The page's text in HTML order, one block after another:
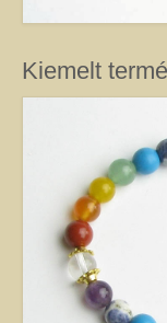
világában, mivel ezek
válogattam ki azokat
ajánlom, akik nem
kristályokhoz, de
vágynak. Kiváló
Garantáltan örömöt
Egyedi ékszer
Igény
Kiemelt